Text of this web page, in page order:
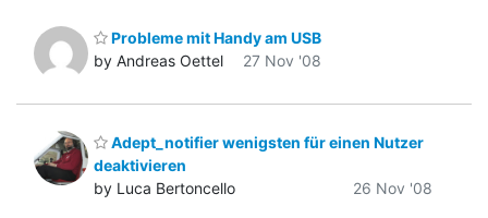
Probleme mit Handy am USB
by Andreas Oettel
27 Nov '08
Adept_notifier wenigsten für einen Nutzer
deaktivieren
by Luca Bertoncello
26 Nov '08